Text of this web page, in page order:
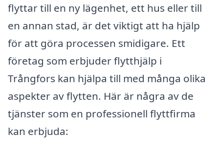
flyttar till en ny lägenhet, ett hus eller till
en annan stad, är det viktigt att ha hjälp
för att göra processen smidigare. Ett
företag som erbjuder flytthjälp i
Trångfors kan hjälpa till med många olika
aspekter av flytten. Här är några av de
tjänster som en professionell flyttfirma
kan erbjuda: